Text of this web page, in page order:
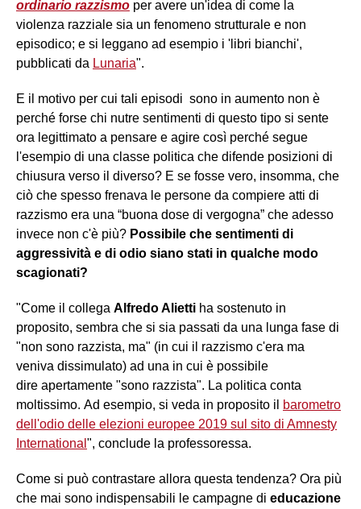
ordinario razzismo per avere un'idea di come la
violenza razziale sia un fenomeno strutturale e non
episodico; e si leggano ad esempio i 'libri bianchi',
pubblicati da Lunaria".
E il motivo per cui tali episodi sono in aumento non è
perché forse chi nutre sentimenti di questo tipo si sente
ora legittimato a pensare e agire così perché segue
l'esempio di una classe politica che difende posizioni di
chiusura verso il diverso? E se fosse vero, insomma, che
ciò che spesso frenava le persone da compiere atti di
razzismo era una “buona dose di vergogna” che adesso
invece non c'è più? Possibile che sentimenti di
aggressività e di odio siano stati in qualche modo
scagionati?
"Come il collega Alfredo Alietti ha sostenuto in
proposito, sembra che si sia passati da una lunga fase di
"non sono razzista, ma" (in cui il razzismo c'era ma
veniva dissimulato) ad una in cui è possibile
dire apertamente "sono razzista". La politica conta
moltissimo. Ad esempio, si veda in proposito il
barometro
dell'odio delle elezioni europee 2019 sul sito di Amnesty
International ", conclude la professoressa.
Come si può contrastare allora questa tendenza? Ora più
che mai sono indispensabili le campagne di educazione